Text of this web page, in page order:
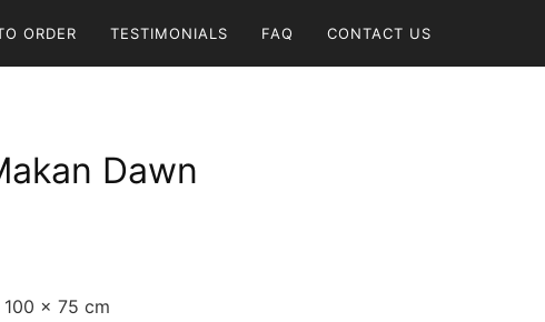
ORDER TESTIMONIALS FAQ CONTACT US
Dawn
100 x 75 cm